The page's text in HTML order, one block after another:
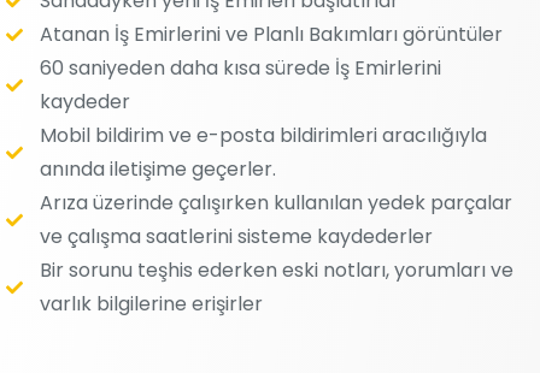
Atanan İş Emirlerini ve Planlı Bakımları görüntüler
60 saniyeden daha kısa sürede İş Emirlerini
kaydeder
Mobil bildirim ve e-posta bildirimleri aracılığıyla
anında iletişime geçerler.
Arıza üzerinde çalışırken kullanılan yedek parçalar
ve çalışma saatlerini sisteme kaydederler
Bir sorunu teşhis ederken eski notları, yorumları ve
varlık bilgilerine erişirler